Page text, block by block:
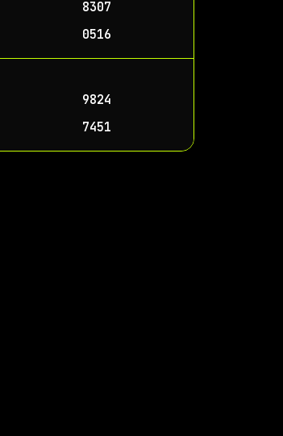
8307
0516
9824
7451